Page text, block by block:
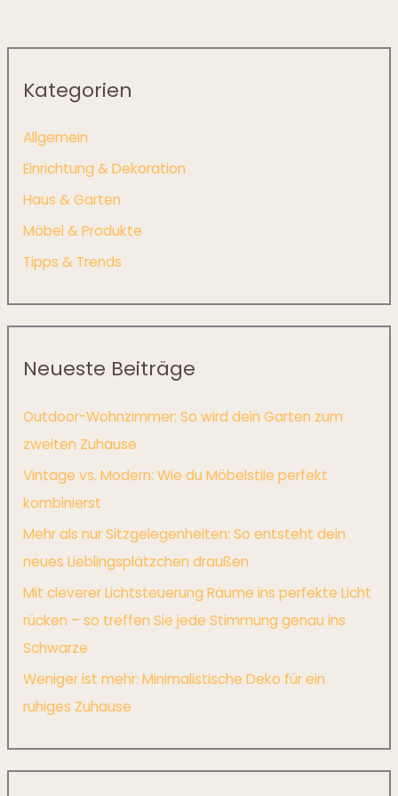
Kategorien
Allgemein
Einrichtung & Dekoration
Haus & Garten
Möbel & Produkte
Tipps & Trends
Neueste Beiträge
Outdoor-Wohnzimmer: So wird dein Garten zum
zweiten Zuhause
Vintage vs. Modern: Wie du Möbelstile perfekt
kombinierst
Mehr als nur Sitzgelegenheiten: So entsteht dein
neues Lieblingsplätzchen draußen
Mit cleverer Lichtsteuerung Räume ins perfekte Licht
rücken – so treffen Sie jede Stimmung genau ins
Schwarze
Weniger ist mehr: Minimalistische Deko für ein
ruhiges Zuhause